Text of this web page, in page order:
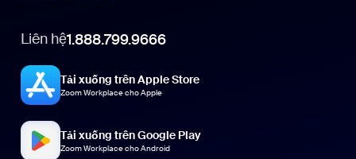
Liên hệ1.888.799.9666
Tải xuống trên Apple Store
Zoom Workplace cho Apple
Tải xuống trên Google Play
Zoom Workplace cho Android